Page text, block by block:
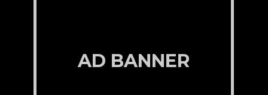
AD BANNER